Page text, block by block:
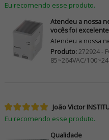
Eu recomendo esse produto.
Atendeu a nossa
vocês foi
Atendeu a nossa
Produto:272924 -
85~264VAC/
João Victor
Eu recomendo esse produto.
Qualidade